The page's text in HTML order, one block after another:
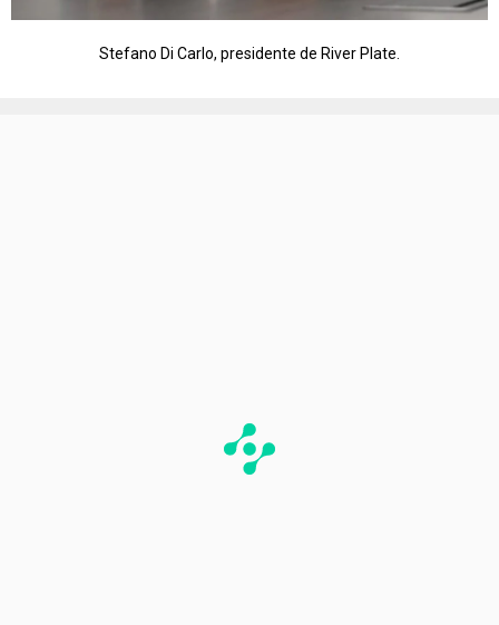
Stefano Di Carlo, presidente de River Plate.